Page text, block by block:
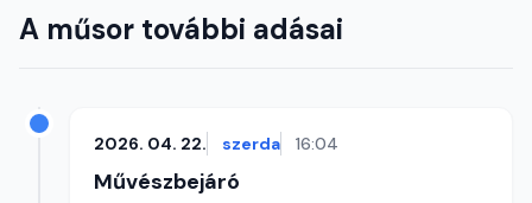
A műsor további adásai
2026. 04. 22. szerda 16:04
Művészbejáró